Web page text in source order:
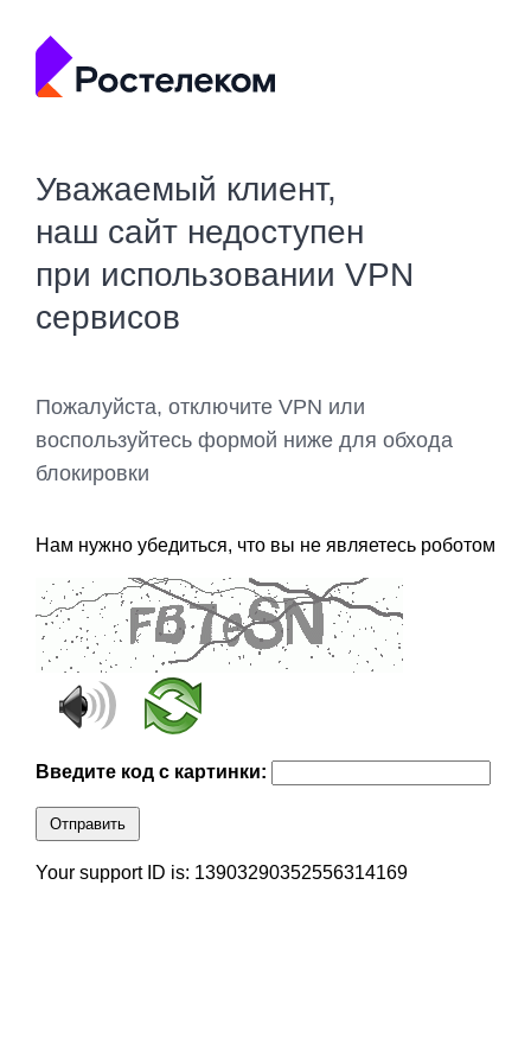
Уважаемый клиент,
наш сайт недоступен
при использовании VPN
сервисов
Пожалуйста, отключите VPN или
воспользуйтесь формой ниже для обхода
блокировки
Нам нужно убедиться, что вы не являетесь роботом
Введите код с картинки:
Отправить
Your support ID is: 13903290352556314169